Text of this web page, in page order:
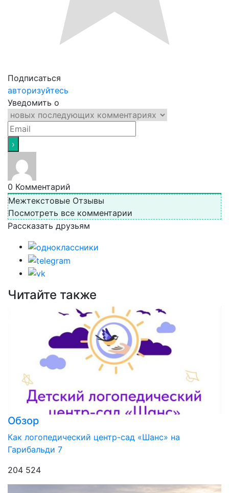
Подписаться
авторизуйтесь
Уведомить о
0 Комментарий
Межтекстовые Отзывы
Посмотреть все комментарии
Рассказать друзьям
Читайте также
Обзор
Как логопедический центр-сад «Шанс» на
Гарибальди 7
204 524